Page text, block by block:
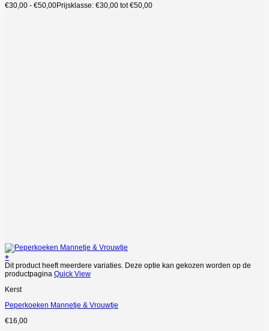
€30,00 - €50,00Prijsklasse: €30,00 tot €50,00
+
Dit product heeft meerdere variaties. Deze optie kan gekozen worden op de
productpagina Quick View
Kerst
Peperkoeken Mannetje & Vrouwtje
€16,00